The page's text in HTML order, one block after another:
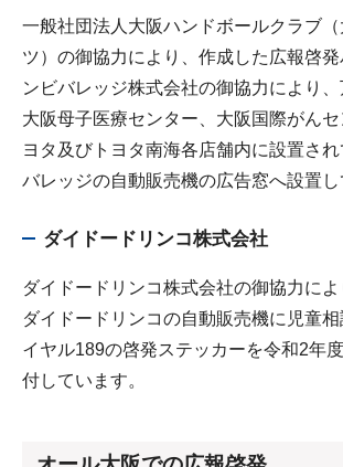
一般社団法人大阪ハンドボールクラブ
ツ）の御協力により、作成した広報啓発
ンビバレッジ株式会社の御協力により、
大阪母子医療センター、大阪国際がんセ
ヨタ及びトヨタ南海各店舗内に設置さ
バレッジの自動販売機の広告窓へ設置し
ダイドードリンコ株式会社
ダイドードリンコ株式会社の御協力に
ダイドードリンコの自動販売機に児童
イヤル189の啓発ステッカーを令和2年
付しています。